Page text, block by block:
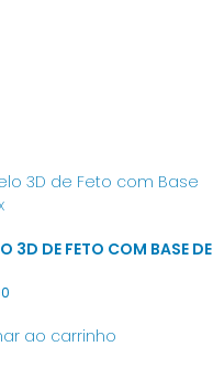
3D DE FETO COM BASE DE
ao carrinho